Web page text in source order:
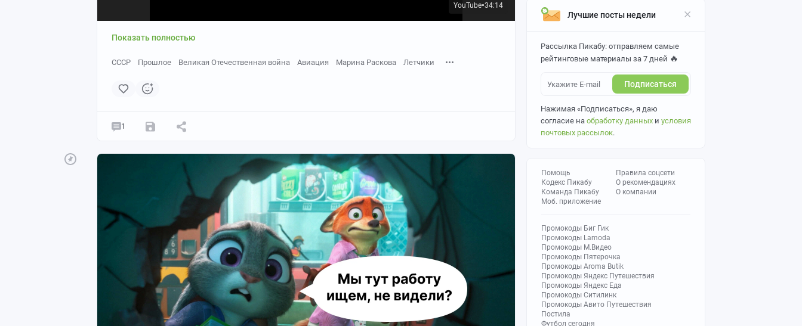
Лучшие посты недели
Рассылка Пикабу: отправляем самые
рейтинговые материалы за 7 дней 🔥
Подписаться
Нажимая «Подписаться», я даю
согласие на обработку данных и условия
почтовых рассылок.
Помощь
Кодекс Пикабу
Команда Пикабу
Моб. приложение
Правила соцсети
О рекомендациях
О компании
Промокоды Биг Гик
Промокоды Lamoda
Промокоды М.Видео
Промокоды Пятерочка
Промокоды Aroma Butik
Промокоды Яндекс Путешествия
Промокоды Яндекс Еда
Промокоды Ситилинк
Промокоды Авито Путешествия
Постила
Футбол сегодня
"Женщинам не место в истребителе."
Представить страшно - молодая женщина требует аудиенции у вождя в самые тяжёлые дни
Октябрь 1941 года, немцы под Москвой. В кремлёвском кабинете сидят двое - седоватый человек
"Товарищ Сталин, тысячи девушек рвутся защищать Родину. Дайте нам такую
возможность!"
Сталин долго молчал, прохаживался по кабинету. Потом остановился:
- А справитесь?
- Справимся!
- Хорошо. Но за провал головой отвечать будете.
YouTube●34:14
Показать полностью
СССР Прошлое Великая Отечественная война Авиация Марина Раскова Летчики
1